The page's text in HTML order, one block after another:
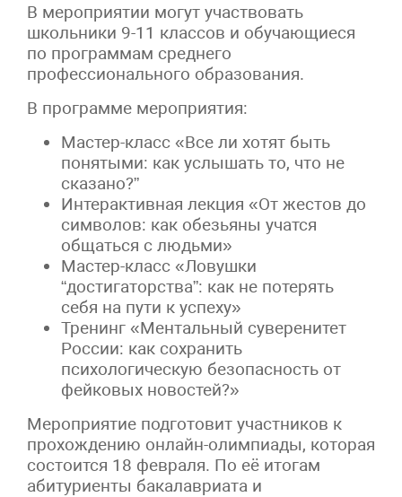
В мероприятии могут участвовать
школьники 9-11 классов и обучающиеся
по программам среднего
профессионального образования.
В программе мероприятия:
Мастер-класс «Все ли хотят быть
понятыми: как услышать то, что не
сказано?”
Интерактивная лекция «От жестов до
символов: как обезьяны учатся
общаться с людьми»
Мастер-класс «Ловушки
“достигаторства”: как не потерять
себя на пути к успеху»
Тренинг «Ментальный суверенитет
России: как сохранить
психологическую безопасность от
фейковых новостей?»
Мероприятие подготовит участников к
прохождению онлайн-олимпиады, которая
состоится 18 февраля. По её итогам
абитуриенты бакалавриата и